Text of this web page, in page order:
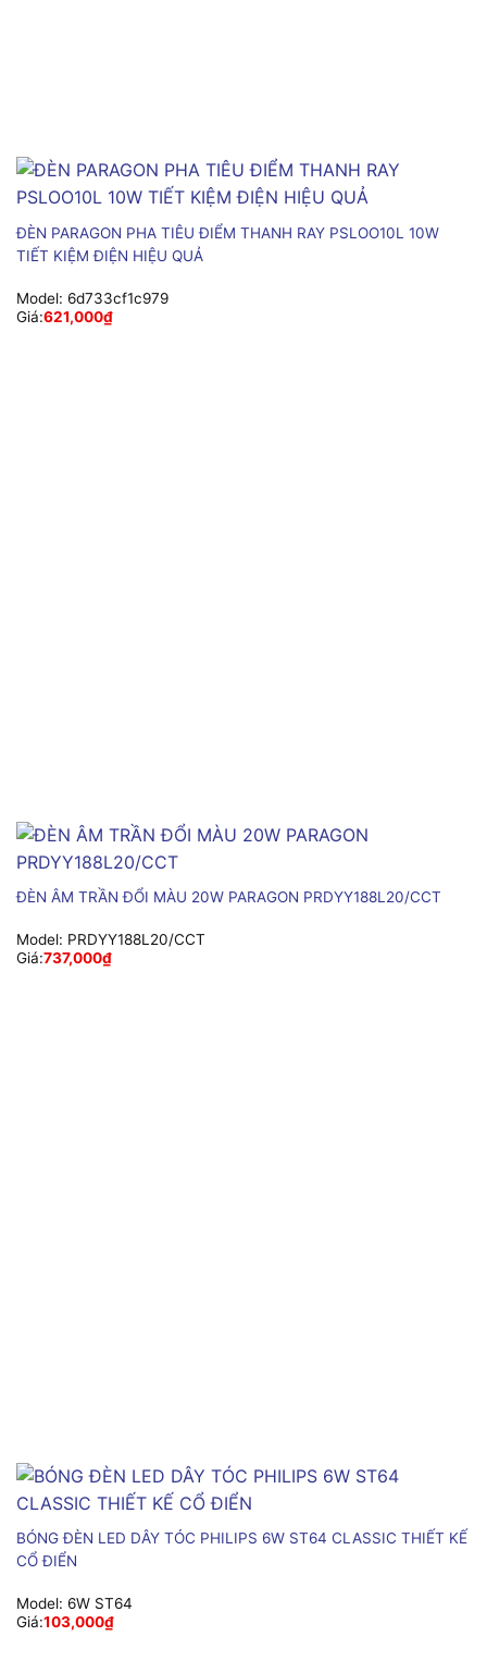
ĐÈN PARAGON PHA TIÊU ĐIỂM THANH RAY PSLOO10L 10W
TIẾT KIỆM ĐIỆN HIỆU QUẢ
Model: 6d733cf1c979
Giá:621,000₫
ĐÈN ÂM TRẦN ĐỔI MÀU 20W PARAGON PRDYY188L20/CCT
Model: PRDYY188L20/CCT
Giá:737,000₫
BÓNG ĐÈN LED DÂY TÓC PHILIPS 6W ST64 CLASSIC THIẾT KẾ
CỔ ĐIỂN
Model: 6W ST64
Giá:103,000₫